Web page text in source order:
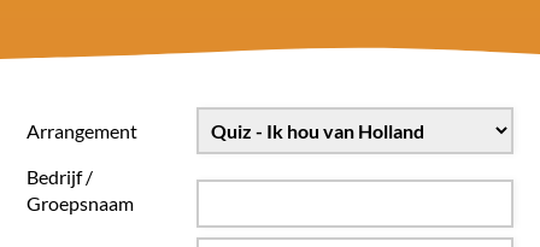
Arrangement
Bedrijf /
Groepsnaam